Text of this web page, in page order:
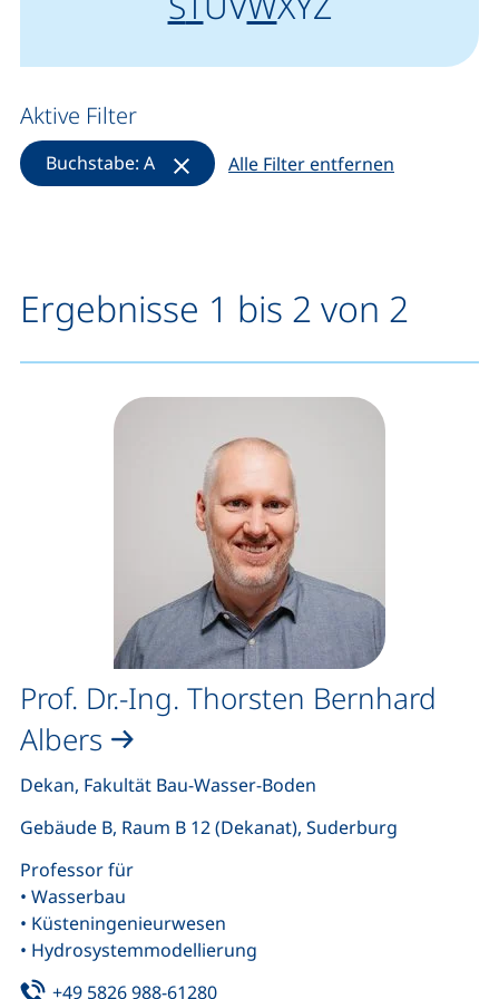
Aktive Filter
Buchstabe: A(Filter entfernen)Alle Filter entfernen
Ergebnisse 1 bis 2 von 2
Prof. Dr.-Ing. Thorsten Bernhard
Albers
Dekan, Fakultät Bau-Wasser-Boden
Gebäude B, Raum B 12 (Dekanat), Suderburg
Professor für
• Wasserbau
• Küsteningenieurwesen
• Hydrosystemmodellierung
Tel:
+49 5826 988-61280(startet einen Telefonanruf,